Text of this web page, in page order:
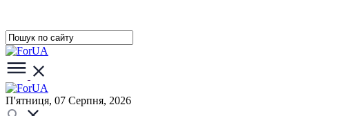
П'ятниця, 07 Серпня, 2026